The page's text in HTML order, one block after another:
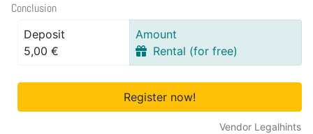
Conclusion
Deposit
5,00 €
Amount
Rental (for free)
Register now!
Vendor Legalhints